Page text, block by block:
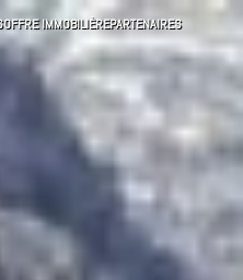
OFFRE IMMOBILIÈREPARTENAIRES